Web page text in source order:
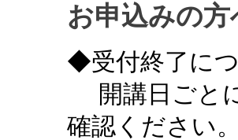
お申込みの
◆受付終了に
開講日ごと
確認ください